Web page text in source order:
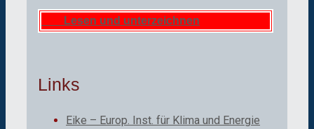
Lesen und unterzeichnen
Links
Eike – Europ. Inst. für Klima und Energie